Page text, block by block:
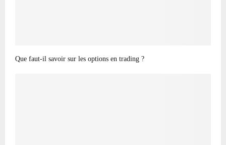
Que faut-il savoir sur les options en trading ?